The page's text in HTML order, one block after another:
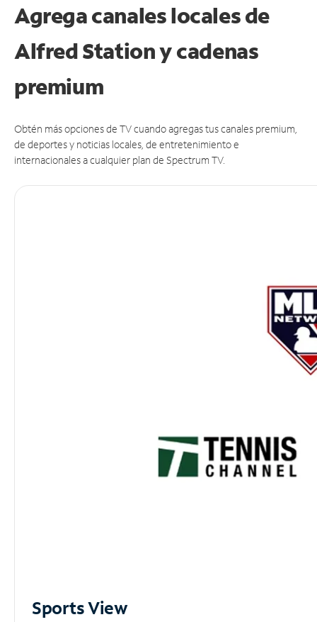
Agrega canales locales de
Alfred Station y cadenas
premium
Obtén más opciones de TV cuando agregas tus canales premium,
de deportes y noticias locales, de entretenimiento e
internacionales a cualquier plan de Spectrum TV.
Sports View